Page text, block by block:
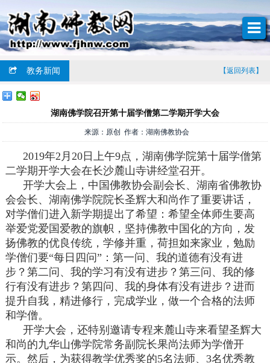
教务新闻 【返回列表】
湖南佛学院召开第十届学僧第二学期开学大会
来源：原创 作者：湖南佛教协会
2019年2月20日上午9点，湖南佛学院第十届学僧第
二学期开学大会在长沙麓山寺讲经堂召开。
开学大会上，中国佛教协会副会长、湖南省佛教协
会会长、湖南佛学院院长圣辉大和尚作了重要讲话，
对学僧们进入新学期提出了希望：希望全体师生要高
举爱党爱国爱教的旗帜，坚持佛教中国化的方向，发
扬佛教的优良传统，学修并重，荷担如来家业，勉励
学僧们要“每日四问”：第一问、我的道德有没有进
步？第二问、我的学习有没有进步？第三问、我的修
行有没有进步？第四问、我的身体有没有进步？进而
提升自我，精进修行，完成学业，做一个合格的法师
和学僧。
开学大会，还特别邀请专程来麓山寺来看望圣辉大
和尚的九华山佛学院常务副院长果尚法师为学僧开
示。然后，为获得教学优秀奖的5名法师、3名优秀教